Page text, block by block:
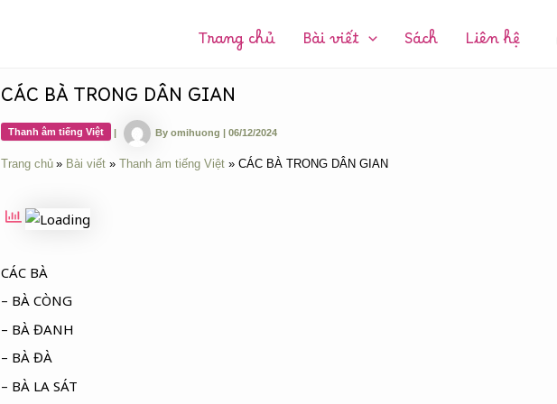
Trang chủ Bài viết Sách Liên hệ
CÁC BÀ TRONG DÂN GIAN
Thanh âm tiếng Việt | By omihuong | 06/12/2024
Trang chủ Bài viết Thanh âm tiếng Việt CÁC BÀ TRONG DÂN GIAN
CÁC BÀ
– BÀ CÒNG
– BÀ ĐANH
– BÀ ĐÀ
– BÀ LA SÁT